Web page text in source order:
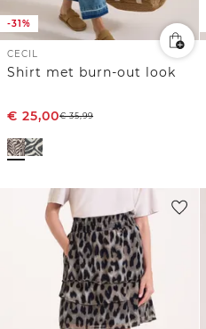
-31%
CECIL
Shirt met burn-out look
€ 25,00€35,99